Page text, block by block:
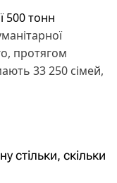
500 тонн
протягом
33 250 сімей,
стільки, скільки